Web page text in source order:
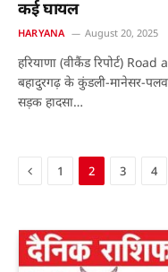
कई घायल
HARYANA August 20, 2025
हरियाणा (वीकैंड रिपोर्ट)
बहादुरगढ़ के कुंडली-मानेसर-
सड़क हादसा…
Previous
1 2 3 4